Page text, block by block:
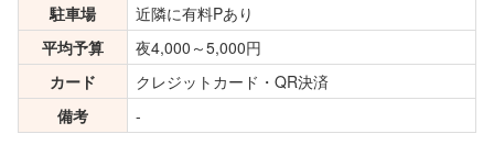
駐車場
近隣に有料Pあり
平均予算
夜4,000～5,000円
カード
クレジットカード・QR決済
備考
-